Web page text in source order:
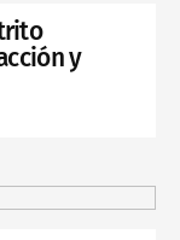
y